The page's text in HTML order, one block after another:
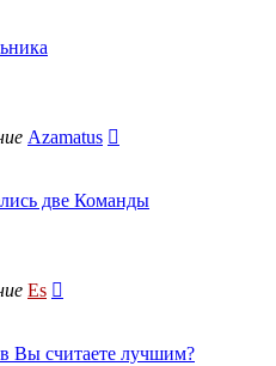
Azamatus
две Команды
Es
Вы считаете лучшим?